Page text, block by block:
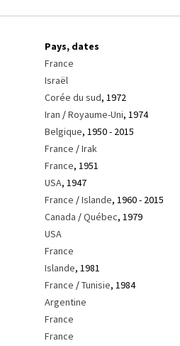
Pays, dates
France
Israël
Corée du sud, 1972
Iran /Royaume-Uni, 1974
Belgique, 1950 - 2015
France /Irak
France, 1951
USA, 1947
France /Islande, 1960 - 2015
Canada /Québec, 1979
USA
France
Islande, 1981
France /Tunisie, 1984
Argentine
France
France